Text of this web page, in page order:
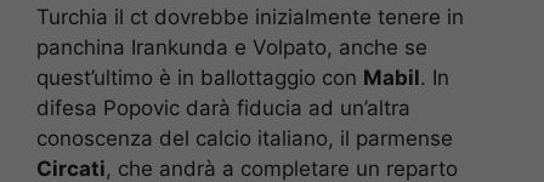
Turchia il ct dovrebbe inizialmente tenere in
panchina Irankunda e Volpato, anche se
quest’ultimo è in ballottaggio con Mabil. In
difesa Popovic darà fiducia ad un’altra
conoscenza del calcio italiano, il parmense
Circati, che andrà a completare un reparto